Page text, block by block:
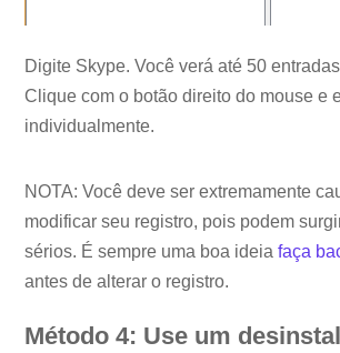
Digite Skype. Você verá até 50
Clique com o botão direito do mouse e
individualmente.
NOTA: Você deve ser extremamente
modificar seu registro, pois podem
sérios. É sempre uma boa ideiafaça
antes de alterar o registro.
Método 4: Use um